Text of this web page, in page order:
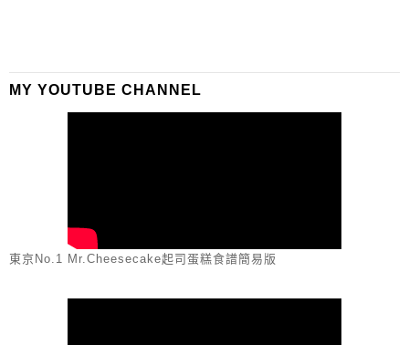
MY YOUTUBE CHANNEL
東京No.1 Mr.Cheesecake起司蛋糕食譜簡易版